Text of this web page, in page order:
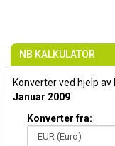
NB KALKULATOR
Konverter ved hjelp av
Januar 2009:
Konverter fra: